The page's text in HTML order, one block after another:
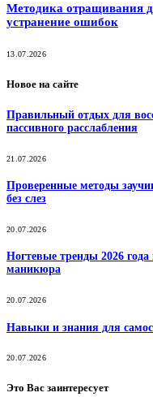
Методика отращивания
устранение ошибок
13.07.2026
Новое на сайте
Правильный отдых для
пассивного расслабления
21.07.2026
Проверенные методы
без слез
20.07.2026
Ногтевые тренды 2026
маникюра
20.07.2026
Навыки и знания для
20.07.2026
Это Вас заинтересует